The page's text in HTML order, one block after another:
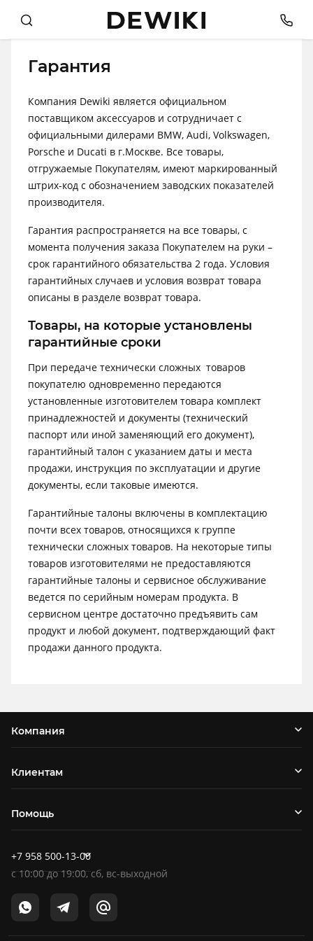
Гарантия
Компания Dewiki является официальном
поставщиком аксессуаров и сотрудничает с
официальными дилерами BMW, Audi, Volkswagen,
Porsche и Ducati в г.Москве. Все товары,
отгружаемые Покупателям, имеют маркированный
штрих-код с обозначением заводских показателей
производителя.
Гарантия распространяется на все товары, с
момента получения заказа Покупателем на руки –
срок гарантийного обязательства 2 года. Условия
гарантийных случаев и условия возврат товара
описаны в разделе возврат товара.
Товары, на которые установлены
гарантийные сроки
При передаче технически сложных товаров
покупателю одновременно передаются
установленные изготовителем товара комплект
принадлежностей и документы (технический
паспорт или иной заменяющий его документ),
гарантийный талон с указанием даты и места
продажи, инструкция по эксплуатации и другие
документы, если таковые имеются.
Гарантийные талоны включены в комплектацию
почти всех товаров, относящихся к группе
технически сложных товаров. На некоторые типы
товаров изготовителями не предоставляются
гарантийные талоны и сервисное обслуживание
ведется по серийным номерам продукта. В
сервисном центре достаточно предъявить сам
продукт и любой документ, подтверждающий факт
продажи данного продукта.
Компания
Клиентам
Помощь
+7 958 500-13-00
c10:00до19:00, сб, вс-выходной